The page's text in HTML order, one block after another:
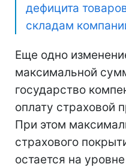
дефицита
складам
Еще одно
максимальной
государство
оплату страховой
При этом
страхового
остается на